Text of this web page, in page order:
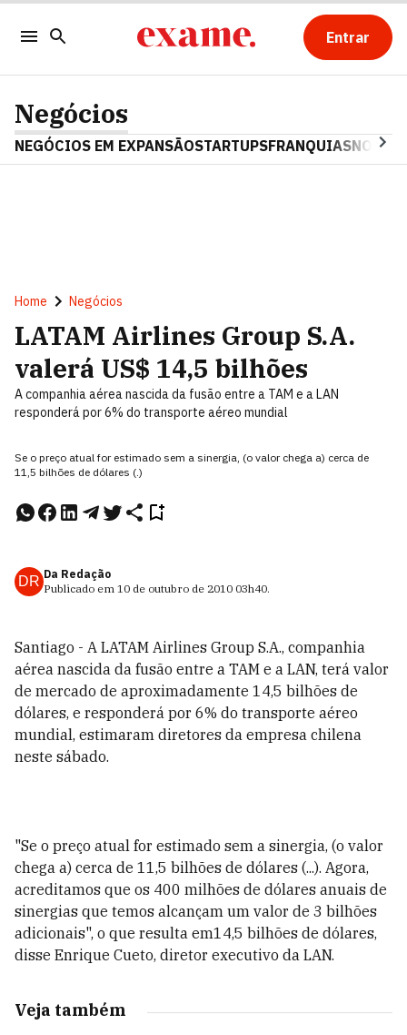
Entrar
Negócios
NEGÓCIOS EM EXPANSÃOSTARTUPSFRANQUIAS
Home Negócios
LATAM Airlines Group S.A.
valerá US$ 14,5 bilhões
A companhia aérea nascida da fusão entre a TAM e a LAN
responderá por 6% do transporte aéreo mundial
Se o preço atual for estimado sem a sinergia, (o valor chega a) cerca de
11,5 bilhões de dólares (.)
DR Da Redação
Publicado em 10 de outubro de 2010 03h40.
Santiago - A LATAM Airlines Group S.A., companhia
aérea nascida da fusão entre a TAM e a LAN, terá valor
de mercado de aproximadamente 14,5 bilhões de
dólares, e responderá por 6% do transporte aéreo
mundial, estimaram diretores da empresa chilena
neste sábado.
"Se o preço atual for estimado sem a sinergia, (o valor
chega a) cerca de 11,5 bilhões de dólares (...). Agora,
acreditamos que os 400 milhões de dólares anuais de
sinergias que temos alcançam um valor de 3 bilhões
adicionais", o que resulta em14,5 bilhões de dólares,
disse Enrique Cueto, diretor executivo da LAN.
Veja também